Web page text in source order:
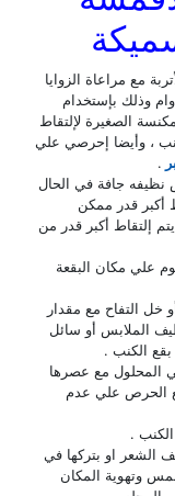
الزوايا
لإلتقاط
إحرصي علي
في الحال
ممكن
أكبر قدر من
البقعة
مع مقدار
أو سائل
.
مع عصرها
عدم
بتركها في
المكان